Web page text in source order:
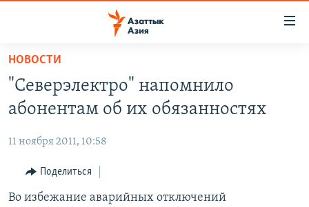
Вернуться
основному
содержанию
навигации
Вернутся
ЦЕНТРАЛЬНАЯ АЗИЯ
КАЗАХСТАН
УЗБЕКИСТАН
ТАДЖИКИСТАН
НОВОСТИ
НА ДРУГИХ ЯЗЫКАХ
ҚАЗАҚША
КЫРГЫЗЧА
НОВОСТИ
"Северэлектро" напомнило
абонентам об их обязанностях
11 ноября 2011, 10:58
Поделиться
Во избежание аварийных отключений